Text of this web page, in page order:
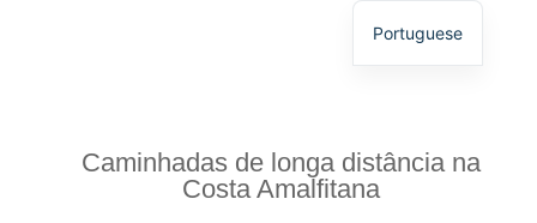
Caminhadas de longa distância na
Costa Amalfitana
Portuguese
Spanish
French